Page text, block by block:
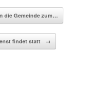
die Gemeinde zum…
findet statt →